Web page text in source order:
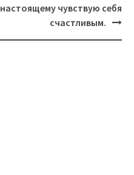
настоящему чувствую себя
счастливым.